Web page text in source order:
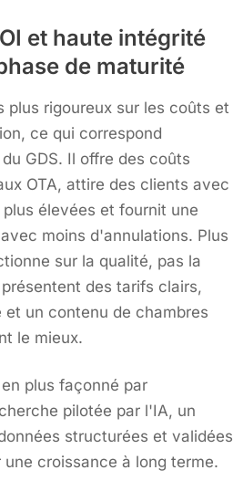
et haute intégrité
de maturité
plus rigoureux sur les coûts et
ce qui correspond
GDS. Il offre des coûts
OTA, attire des clients avec
élevées et fournit une
moins d'annulations. Plus
sur la qualité, pas la
des tarifs clairs,
un contenu de chambres
le mieux.
plus façonné par
pilotée par l'IA, un
structurées et validées
croissance à long terme.